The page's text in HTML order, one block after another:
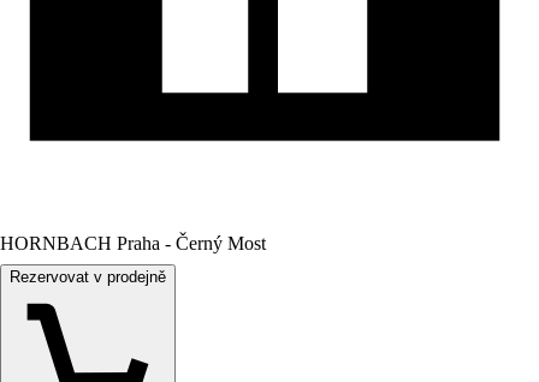
HORNBACH Praha - Černý Most
Rezervovat v prodejně